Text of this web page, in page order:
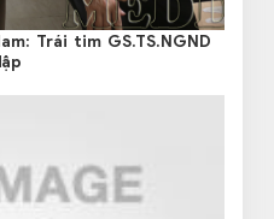
Trái tim GS.TS.NGND